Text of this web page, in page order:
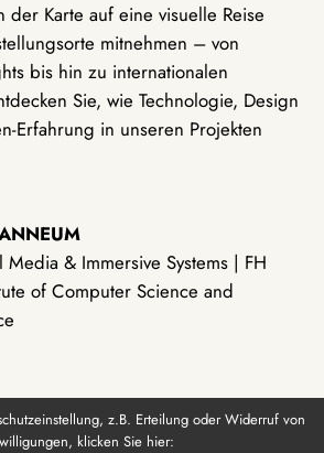
der Karte auf eine visuelle Reise
mitnehmen – von
bis hin zu internationalen
Sie, wie Technologie, Design
Erfahrung in unseren Projekten
& Immersive Systems | FH
of Computer Science and
z.B. Erteilung oder Widerruf von
klicken Sie hier: